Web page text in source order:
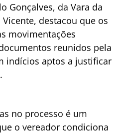
Gonçalves, da Vara da
Vicente, destacou que os
movimentações
reunidos pela
indícios aptos a justificar
no processo é um
o vereador condiciona